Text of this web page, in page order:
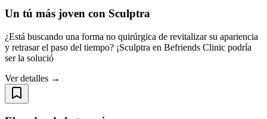
Un tú más joven con Sculptra
¿Está buscando una forma no quirúrgica de revitalizar su apariencia
y retrasar el paso del tiempo? ¡Sculptra en Befriends Clinic podría
ser la solució
Ver detalles →